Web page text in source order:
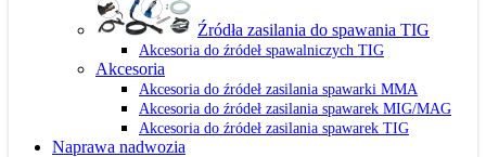
Źródła zasilania do spawania TIG
Akcesoria do źródeł spawalniczych TIG
Akcesoria
Akcesoria do źródeł zasilania spawarki MMA
Akcesoria do źródeł zasilania spawarek MIG/MAG
Akcesoria do źródeł zasilania spawarek TIG
Naprawa nadwozia